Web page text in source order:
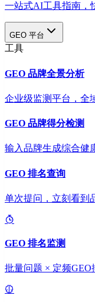
一站式AI工具指南，
GEO 平台
工具
GEO 品牌全景分析
企业级监测平台，全
GEO 品牌得分检测
输入品牌生成综合健
GEO 排名查询
单次提问，立刻看到
GEO 排名监测
批量问题 × 定频